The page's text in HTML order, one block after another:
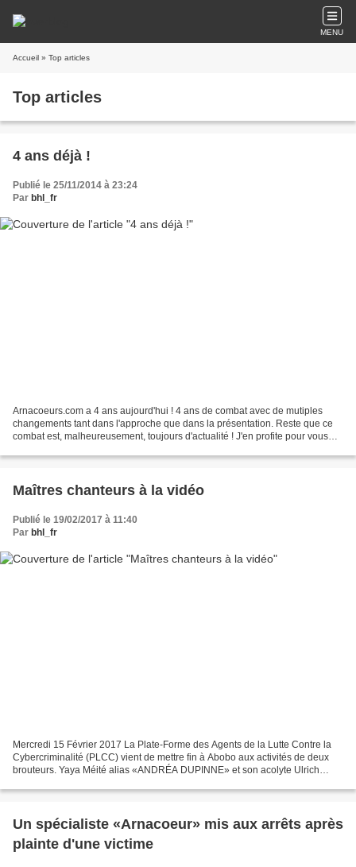
MENU
Accueil » Top articles
Top articles
4 ans déjà !
Publié le 25/11/2014 à 23:24
Par bhl_fr
Arnacoeurs.com a 4 ans aujourd'hui ! 4 ans de combat avec de mutiples
changements tant dans l'approche que dans la présentation. Reste que ce
combat est, malheureusement, toujours d'actualité ! J'en profite pour vous
Maîtres chanteurs à la vidéo
Publié le 19/02/2017 à 11:40
Par bhl_fr
Mercredi 15 Février 2017 La Plate-Forme des Agents de la Lutte Contre la
Cybercriminalité (PLCC) vient de mettre fin à Abobo aux activités de deux
brouteurs. Yaya Méité alias «ANDRÉA DUPINNE» et son acolyte Ulrich
Un spécialiste «Arnacoeur» mis aux arrêts après
plainte d'une victime